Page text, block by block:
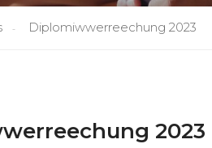
Diplomiwwerreechung 2023
2023